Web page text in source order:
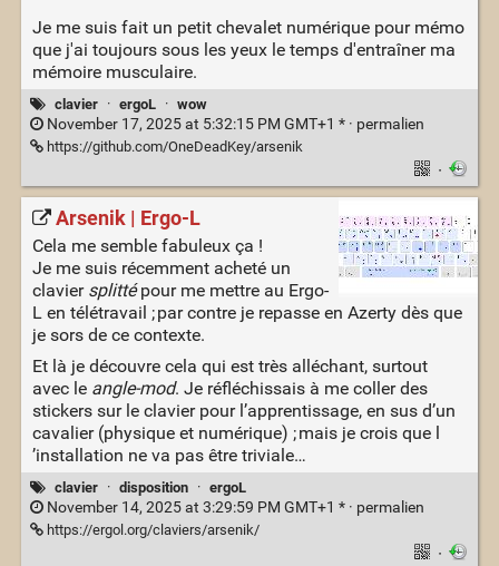
Je me suis fait un petit chevalet numérique pour mémo
que j'ai toujours sous les yeux le temps d'entraîner ma
mémoire musculaire.
clavier · ergoL · wow
November 17, 2025 at 5:32:15 PM GMT+1 * · permalien
https://github.com/OneDeadKey/arsenik
·
Arsenik | Ergo‑L
Cela me semble fabuleux ça !
Je me suis récemment acheté un
clavier splittépour me mettre au Ergo-
L en télétravail ; par contre je repasse en Azerty dès que
je sors de ce contexte.
Et là je découvre cela qui est très alléchant, surtout
avec le angle-mod. Je réfléchissais à me coller des
stickers sur le clavier pour l’apprentissage, en sus d’un
cavalier (physique et numérique) ; mais je crois que l
’installation ne va pas être triviale…
clavier · disposition · ergoL
November 14, 2025 at 3:29:59 PM GMT+1 * · permalien
https://ergol.org/claviers/arsenik/
·